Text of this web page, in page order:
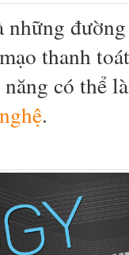
thanh
có thể
.